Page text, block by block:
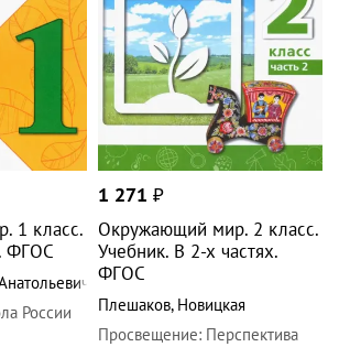
1 класс.
ФГОС
России
1 271 ₽
Окружающий мир. 2 класс.
Учебник. В 2-х частях.
ФГОС
Плешаков, Новицкая
Просвещение: Перспектива